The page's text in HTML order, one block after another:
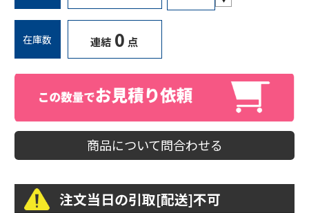
在庫数 連結 0 点
商品について問合わせる
注文当日の引取[配送]不可